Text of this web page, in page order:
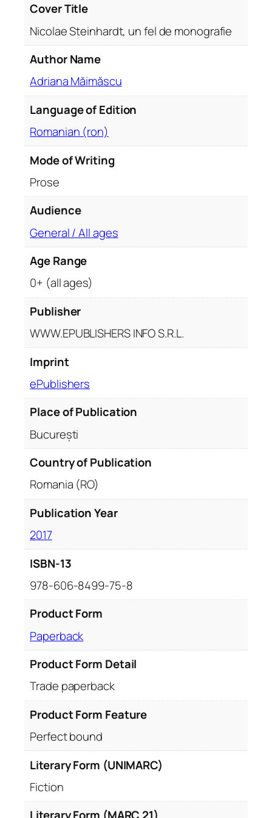
d
u
m
o
Cover Title
Nicolae Steinhardt, un fel de monografie
Author Name
Adriana Măimăscu
Language of Edition
Romanian (ron)
Mode of Writing
Prose
Audience
General / All ages
Age Range
0+ (all ages)
Publisher
WWW.EPUBLISHERS INFO S.R.L.
Imprint
ePublishers
Place of Publication
București
Country of Publication
Romania (RO)
Publication Year
2017
ISBN-13
978-606-8499-75-8
Product Form
Paperback
Product Form Detail
Trade paperback
Product Form Feature
Perfect bound
Literary Form (UNIMARC)
Fiction